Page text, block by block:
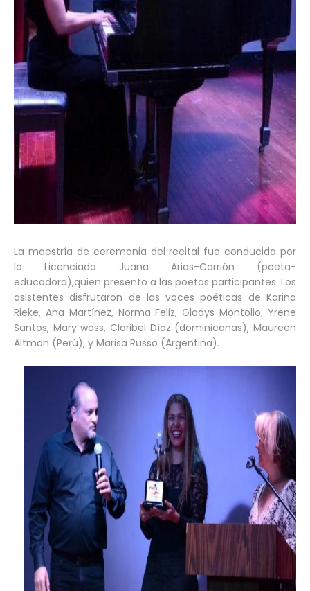
La maestría de ceremonia del recital fue conducida por
la Licenciada Juana Arias-Carrión (poeta-
educadora),quien presento a las poetas participantes. Los
asistentes disfrutaron de las voces poéticas de Karina
Rieke, Ana Martínez, Norma Feliz, Gladys Montolio, Yrene
Santos, Mary woss, Claribel Díaz (dominicanas), Maureen
Altman (Perú), y Marisa Russo (Argentina).